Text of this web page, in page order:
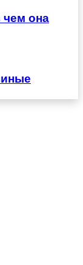
чем она